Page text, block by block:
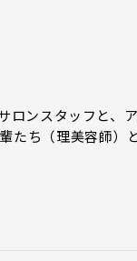
ロンスタッフと、
たち（理美容師）